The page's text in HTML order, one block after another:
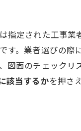
定された工事
。業者選びの
面のチェック
該当するかを押さ